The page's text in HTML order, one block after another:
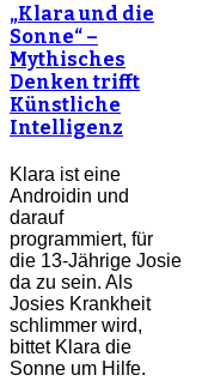
„Klara und die
Sonne“ –
Mythisches
Denken trifft
Künstliche
Intelligenz
Klara ist eine
Androidin und
darauf
programmiert, für
die 13-Jährige Josie
da zu sein. Als
Josies Krankheit
schlimmer wird,
bittet Klara die
Sonne um Hilfe.